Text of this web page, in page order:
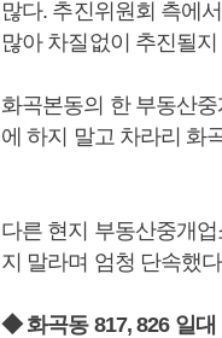
많다. 추진위원회 측에
많아 차질없이 추진될
화곡본동의 한 부동산
에 하지 말고 차라리 화
다른 현지 부동산중개
지 말라며 엄청 단속했
◆ 화곡동 817, 826 일대